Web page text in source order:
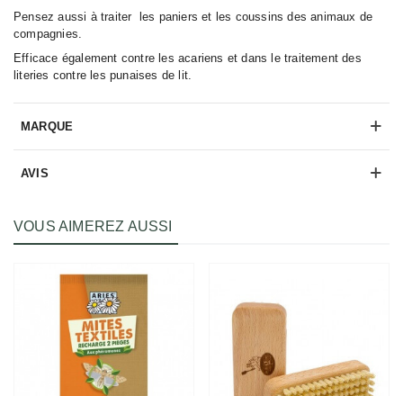
Pensez aussi à traiter les paniers et les coussins des animaux de
compagnies.
Efficace également contre les acariens et dans le traitement des
literies contre les punaises de lit.
MARQUE
AVIS
VOUS AIMEREZ AUSSI